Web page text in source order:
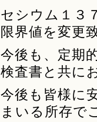
セシウム１３
限界値を変更
今後も、定期
検査書と共に
今後も皆様に
まいる所存で